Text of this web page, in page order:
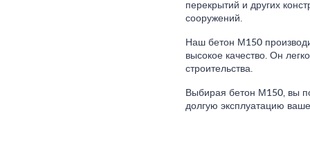
перекрытий и других
сооружений.
Наш бетон М150
высокое качество. Он
строительства.
Выбирая бетон М150, вы
долгую эксплуатацию